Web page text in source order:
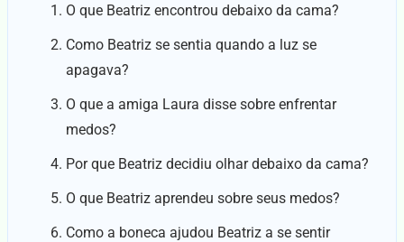
O que Beatriz encontrou debaixo da cama?
Como Beatriz se sentia quando a luz se
apagava?
O que a amiga Laura disse sobre enfrentar
medos?
Por que Beatriz decidiu olhar debaixo da cama?
O que Beatriz aprendeu sobre seus medos?
Como a boneca ajudou Beatriz a se sentir